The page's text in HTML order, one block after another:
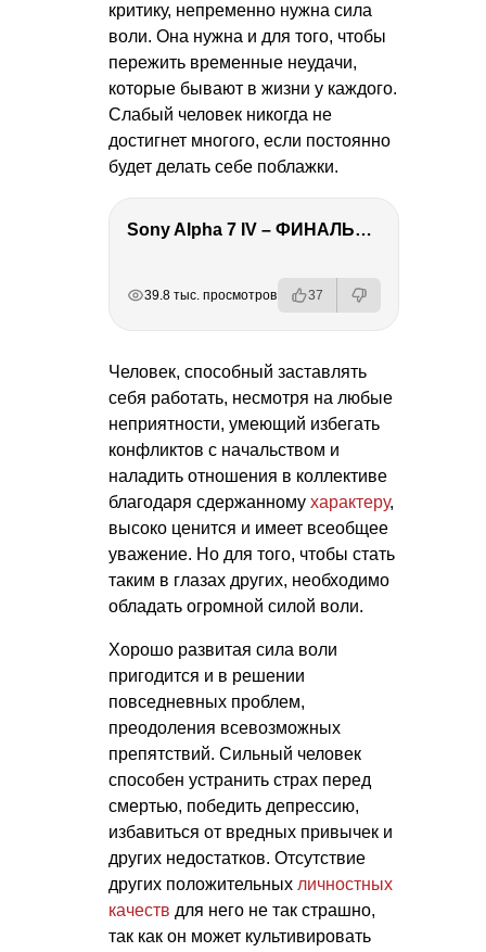
критику, непременно нужна сила
воли. Она нужна и для того, чтобы
пережить временные неудачи,
которые бывают в жизни у каждого.
Слабый человек никогда не
достигнет многого, если постоянно
будет делать себе поблажки.
Sony Alpha 7 IV – ФИНАЛЬНЫЙ ОБЗОР
39.8 тыс. просмотров 37
Человек, способный заставлять
себя работать, несмотря на любые
неприятности, умеющий избегать
конфликтов с начальством и
наладить отношения в коллективе
благодаря сдержанному характеру,
высоко ценится и имеет всеобщее
уважение. Но для того, чтобы стать
таким в глазах других, необходимо
обладать огромной силой воли.
Хорошо развитая сила воли
пригодится и в решении
повседневных проблем,
преодоления всевозможных
препятствий. Сильный человек
способен устранить страх перед
смертью, победить депрессию,
избавиться от вредных привычек и
других недостатков. Отсутствие
других положительных личностных
качеств для него не так страшно,
так как он может культивировать